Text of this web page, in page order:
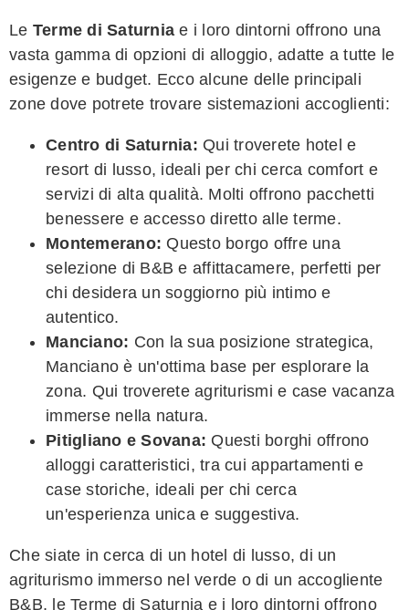
Le Terme di Saturnia e i loro dintorni offrono una
vasta gamma di opzioni di alloggio, adatte a tutte le
esigenze e budget. Ecco alcune delle principali
zone dove potrete trovare sistemazioni accoglienti:
Centro di Saturnia: Qui troverete hotel e
resort di lusso, ideali per chi cerca comfort e
servizi di alta qualità. Molti offrono pacchetti
benessere e accesso diretto alle terme.
Montemerano: Questo borgo offre una
selezione di B&B e affittacamere, perfetti per
chi desidera un soggiorno più intimo e
autentico.
Manciano: Con la sua posizione strategica,
Manciano è un'ottima base per esplorare la
zona. Qui troverete agriturismi e case vacanza
immerse nella natura.
Pitigliano e Sovana: Questi borghi offrono
alloggi caratteristici, tra cui appartamenti e
case storiche, ideali per chi cerca
un'esperienza unica e suggestiva.
Che siate in cerca di un hotel di lusso, di un
agriturismo immerso nel verde o di un accogliente
B&B, le Terme di Saturnia e i loro dintorni offrono